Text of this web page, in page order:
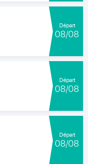
Départ
08/08
Départ
08/08
Départ
08/08